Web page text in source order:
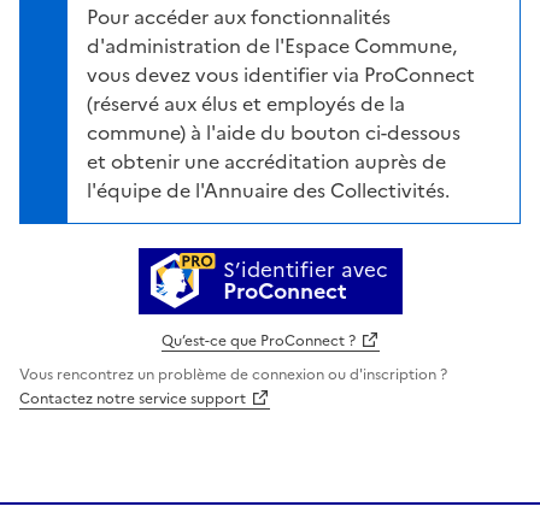
Pour accéder aux fonctionnalités
d'administration de l'Espace Commune,
vous devez vous identifier via ProConnect
(réservé aux élus et employés de la
commune) à l'aide du bouton ci-dessous
et obtenir une accréditation auprès de
l'équipe de l'Annuaire des Collectivités.
S’identifier avec
ProConnect
Qu’est-ce que ProConnect ?
Vous rencontrez un problème de connexion ou d'inscription ?
Contactez notre service support